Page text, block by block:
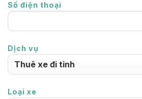
Số điện thoại
Dịch vụ
Loại xe